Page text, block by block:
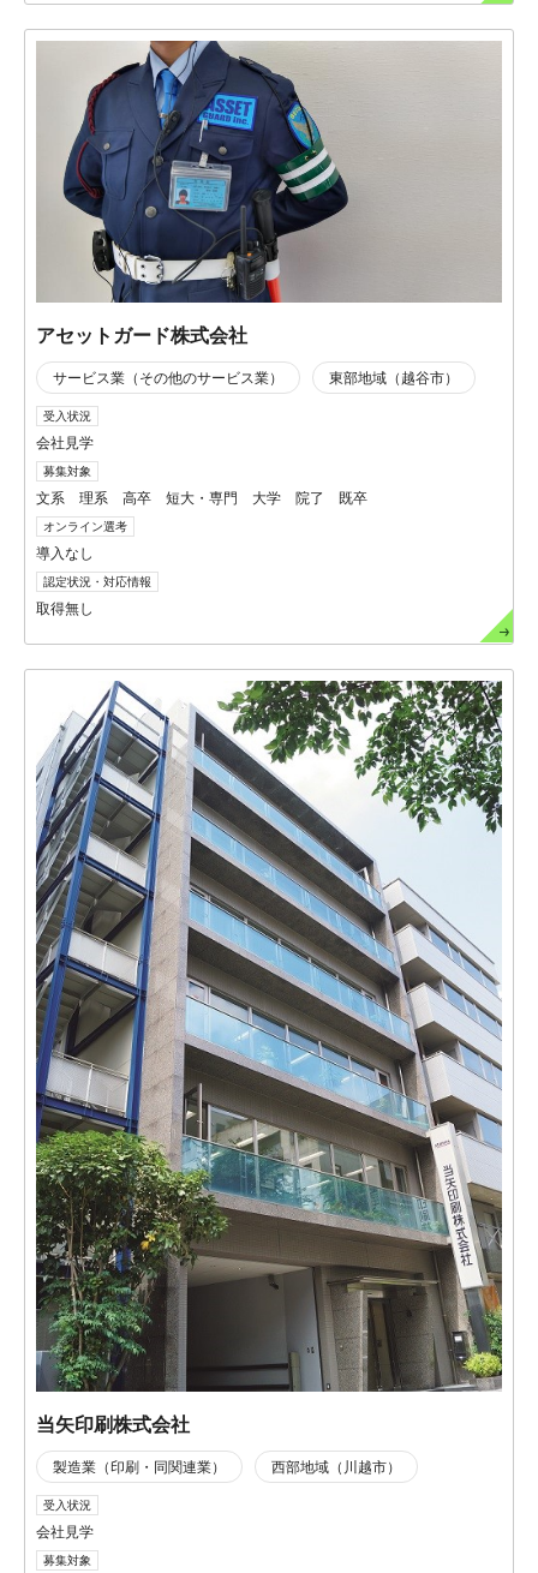
アセットガード株式会社
サービス業（その他のサービス業） 東部地域（越谷市）
受入状況
会社見学
募集対象
文系 理系 高卒 短大・専門 大学 院了 既卒
オンライン選考
導入なし
認定状況・対応情報
取得無し
当矢印刷株式会社
製造業（印刷・同関連業） 西部地域（川越市）
受入状況
会社見学
募集対象